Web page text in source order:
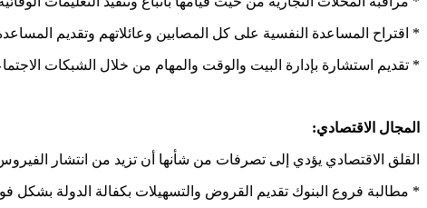
* اقتراح المساعدة النفسية على كل المصابين وعائلاتهم وتقديم
* تقديم استشارة بإدارة البيت والوقت والمهام من خلال الشبكات
المجال الاقتصادي:
القلق الاقتصادي يؤدي إلى تصرفات من شأنها أن تزيد من انتشار
* مطالبة فروع البنوك تقديم القروض والتسهيلات بكفالة الدولة بشكل